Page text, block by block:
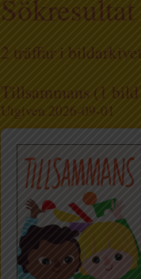
2 träffar i
Tillsammans (1
Utgiven 2026-09-01